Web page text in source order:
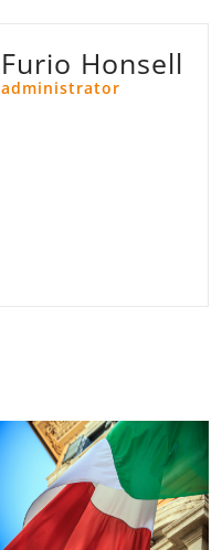
Furio Honsell
administrator